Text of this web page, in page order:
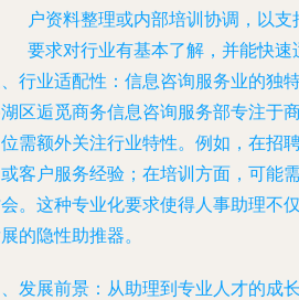
户资料整理或内部培训协调，以
要求对行业有基本了解，并能快速
行业适配性：信息咨询服务业的独
区逅觅商务信息咨询服务部专注于
需额外关注行业特性。例如，在招
客户服务经验；在培训方面，可能
。这种专业化要求使得人事助理不
的隐性助推器。
发展前景：从助理到专业人才的成